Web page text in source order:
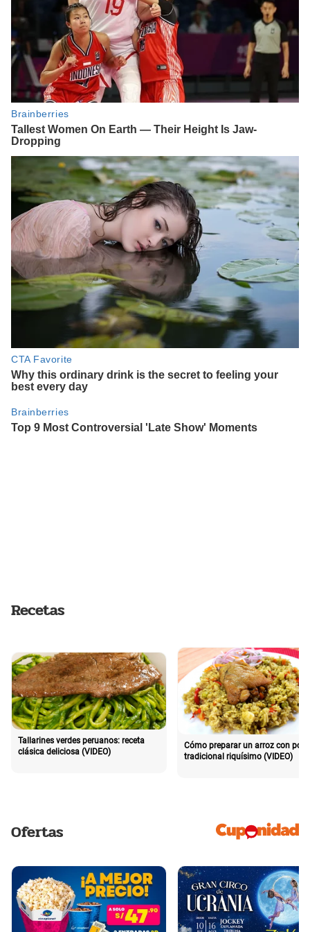
Recetas
Tallarines verdes peruanos: receta
clásica deliciosa (VIDEO)
Cómo preparar un arroz con pollo
tradicional riquísimo (VIDEO)
Ofertas